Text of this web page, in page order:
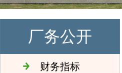
厂务公开
财务指标